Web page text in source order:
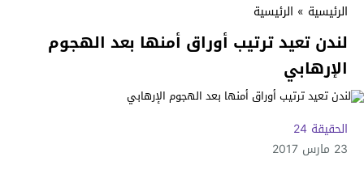
الرئيسية » الرئيسية
لندن تعيد ترتيب أوراق أمنها بعد الهجوم
الإرهابي
الحقيقة 24
23 مارس 2017